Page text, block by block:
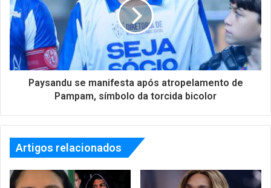
Paysandu se manifesta após atropelamento de
Pampam, símbolo da torcida bicolor
Artigos relacionados